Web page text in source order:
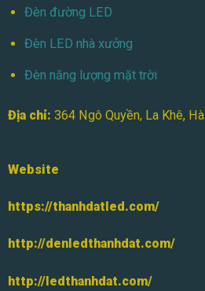
Đèn đường LED
Đèn LED nhà xưởng
Đèn năng lượng mặt trời
Địa chỉ: 364 Ngô Quyền, La Khê,
Website
https://thanhdatled.com/
http://denledthanhdat.com/
http://ledthanhdat.com/